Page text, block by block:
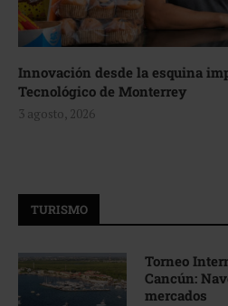
Innovación desde la esquina
Tecnológico de Monterrey
3 agosto, 2026
TURISMO
Torneo
Cancún:
mercados